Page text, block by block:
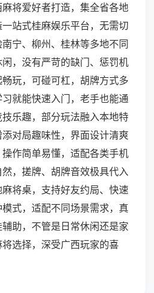
将爱好者打造，集全省各地
站式桂麻娱乐平台，无需切
宁、柳州、桂林等多地不同
，没有严苛的缺门、惩罚机
玩，可碰可杠，胡牌方式多
就能快速入门，老手也能通
乐趣，部分玩法融入本地特
对局趣味性，界面设计清爽
作简单易懂，适配各类手机
，搓牌、胡牌音效极具代入
将桌，支持好友约局、快速
式，适配不同场景需求，真
助，不管是日常休闲还是家
选择，深受广西玩家的喜